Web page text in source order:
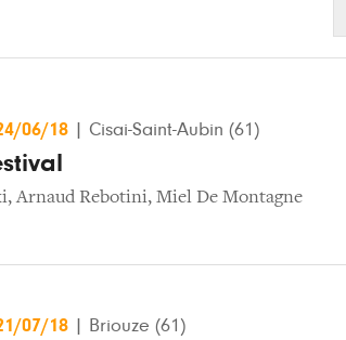
06/18 Cisai-Saint-Aubin (61)
,Arnaud Rebotini, Miel De Montagne
07/18 Briouze (61)